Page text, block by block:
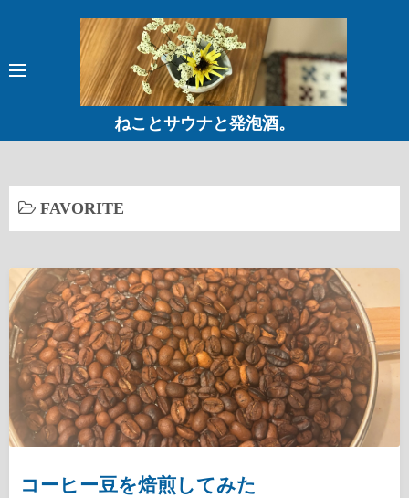
ン
ねことサウナと発泡酒。
FAVORITE
コーヒー豆を焙煎してみた